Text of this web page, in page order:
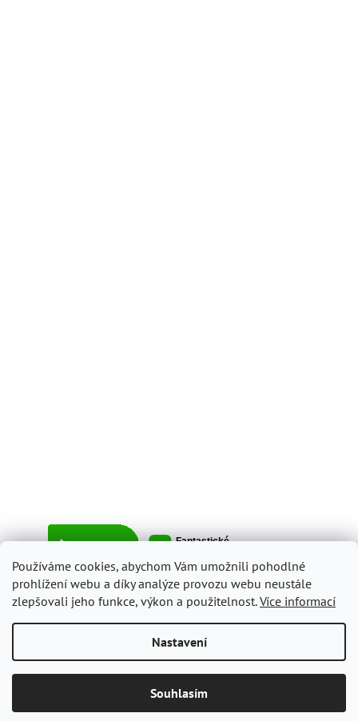
Používáme cookies, abychom Vám umožnili pohodlné
prohlížení webu a díky analýze provozu webu neustále
zlepšovali jeho funkce, výkon a použitelnost.Více informací
Nastavení
Souhlasím
Copyright 2026ItalyShop.cz. Všechna práva vyhrazena.Upravit
nastavení cookies